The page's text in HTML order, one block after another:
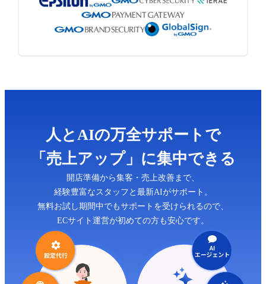
人とAIの万全サポートで
「売上アップ」に集中できる
開店準備から集客・売上改善まで、
経験豊富なスタッフと最新AIがサポート。
無料お試し期間中でもサポートを受けられるので、
ECサイト運営が初めての方も安心です。